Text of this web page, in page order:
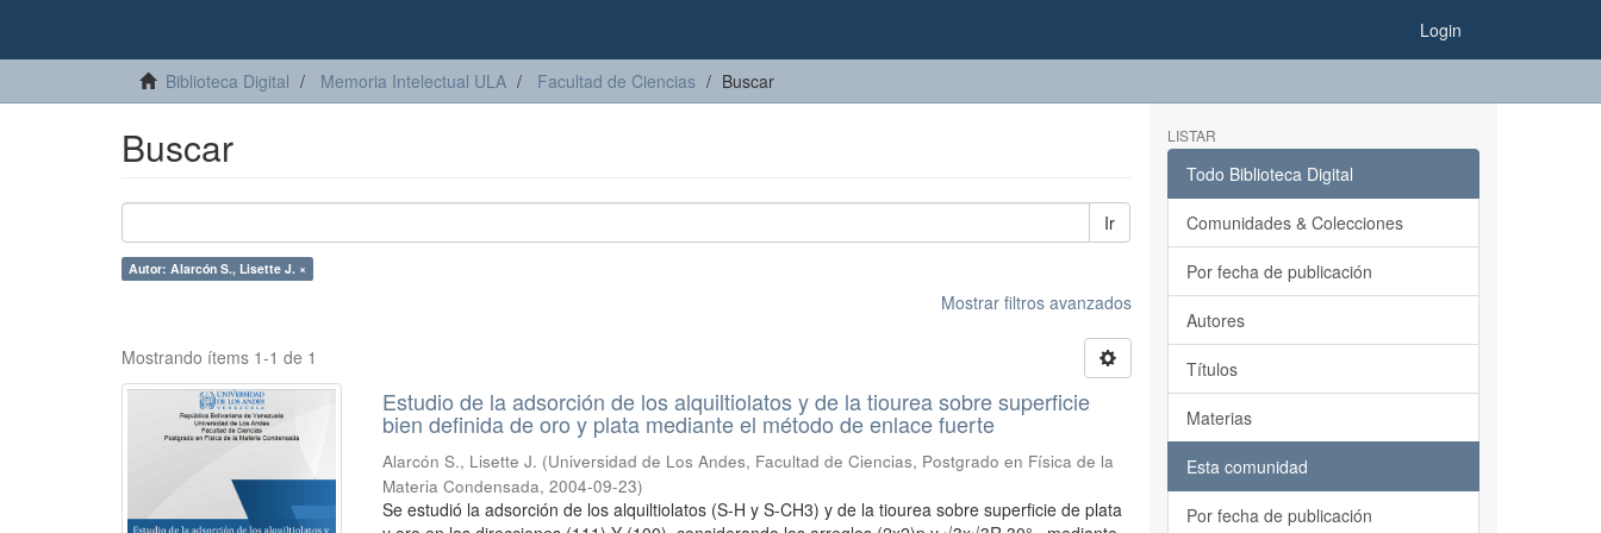
Login
Biblioteca Digital Memoria Intelectual ULA Facultad de Ciencias Buscar
Buscar
Ir
Autor: Alarcón S., Lisette J. ×
Mostrar filtros avanzados
Mostrando ítems 1-1 de 1
Estudio de la adsorción de los alquiltiolatos y de la tiourea sobre superficie
bien definida de oro y plata mediante el método de enlace fuerte
Alarcón S., Lisette J. (Universidad de Los Andes, Facultad de Ciencias, Postgrado en Física de la
Materia Condensada,2004-09-23)
Se estudió la adsorción de los alquiltiolatos (S-H y S-CH3) y de la tiourea sobre superficie de plata
LISTAR
Todo Biblioteca Digital
Comunidades & Colecciones
Por fecha de publicación
Autores
Títulos
Materias
Esta comunidad
Por fecha de publicación